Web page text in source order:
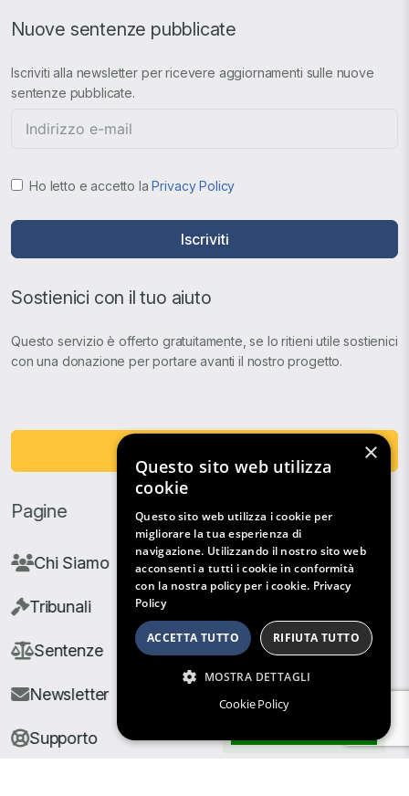
Nuove sentenze pubblicate
Iscriviti alla newsletter per ricevere aggiornamenti sulle nuove
sentenze pubblicate.
Ho letto e accetto laPrivacy Policy
Iscriviti
Sostienici con il tuo aiuto
Questo servizio è offerto gratuitamente, se lo ritieni utile sostienici
con una donazione per portare avanti il nostro progetto.
Pagine
Chi Siamo
Tribunali
Sentenze
Newsletter
Supporto
×
Questo sito web utilizza
cookie
Questo sito web utilizza i cookie per
migliorare la tua esperienza di
navigazione. Utilizzando il nostro sito web
acconsenti a tutti i cookie in conformità
con la nostra policy per i cookie. Privacy
Policy
ACCETTA TUTTO RIFIUTA TUTTO
MOSTRA DETTAGLI
Cookie Policy